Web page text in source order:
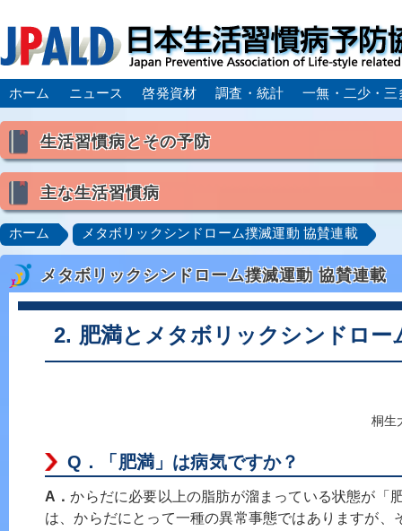
ホーム ニュース 啓発資材 調査・統計 一無・二少・三
生活習慣病とその予防
喫煙
食生活
主な生活習慣病
高血圧 脂質異常症（高脂血症） 糖尿病
肥満症／メタボリックシンドローム
動脈硬化
心
脂肪肝／NAFLD／NASH
アルコール肝疾患
ロコモティブシンドローム／サルコペニア／フレイル
ホーム メタボリックシンドローム撲滅運動 協賛連載
メタボリックシンドローム撲滅運動 協賛連載
2. 肥満とメタボリックシンドロー
桐生
Q． 「肥満」は病気ですか？
A．からだに必要以上の脂肪が溜まっている状態が「
は、からだにとって一種の異常事態ではありますが、